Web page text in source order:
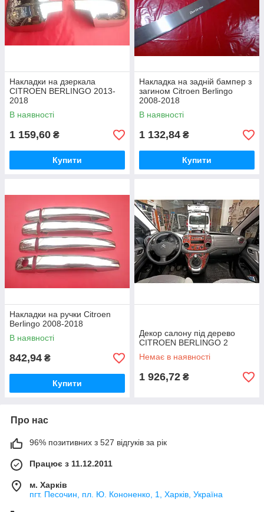
Накладки на дзеркала
CITROEN BERLINGO 2013-
2018
В наявності
1 159,60 ₴
Купити
Накладка на задній бампер з
загином Citroen Berlingo
2008-2018
В наявності
1 132,84 ₴
Купити
Накладки на ручки Citroen
Berlingo 2008-2018
В наявності
842,94 ₴
Купити
Декор салону під дерево
CITROEN BERLINGO 2
Немає в наявності
1 926,72 ₴
Про нас
96% позитивних з 527 відгуків за рік
Працює з 11.12.2011
м. Харків
пгт. Песочин, пл. Ю. Кононенко, 1, Харків, Україна